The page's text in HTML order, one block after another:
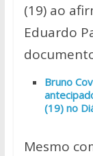
(19) ao
Eduardo
Bruno
(19) no
Mesmo